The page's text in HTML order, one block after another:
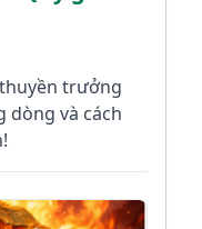
trưởng
dòng và cách